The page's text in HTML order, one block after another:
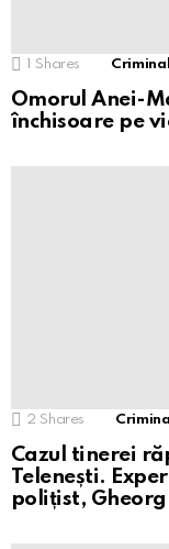
Shares Criminal
Omorul Anei-
închisoare pe
2 Shares Criminal
Cazul tinerei
Telenești.
polițist,